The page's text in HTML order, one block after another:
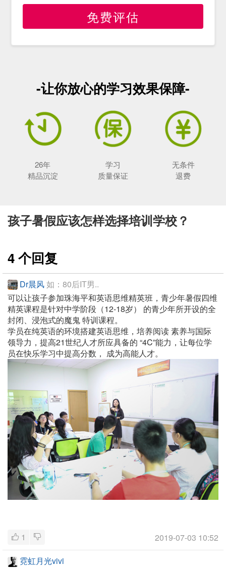
免费评估
-让你放心的学习效果保障-
26年
精品沉淀
学习
质量保证
无条件
退费
孩子暑假应该怎样选择培训学校？
4 个回复
Dr晨风如：80后IT男..
可以让孩子参加珠海平和英语思维精英班，青少年暑假四维
精英课程是针对中学阶段（12-18岁） 的青少年所开设的全
封闭、浸泡式的魔鬼 特训课程。
学员在纯英语的环境搭建英语思维，培养阅读 素养与国际
领导力，提高21世纪人才所应具备的 “4C”能力，让每位学
员在快乐学习中提高分数， 成为高能人才。
1
2019-07-03 10:52
霓虹月光vivi